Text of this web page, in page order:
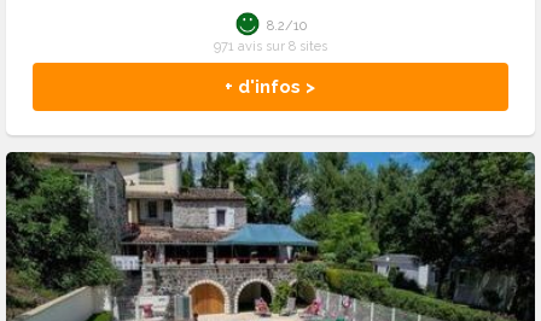
+ d'infos >
8.2/10
971 avis sur 8 sites